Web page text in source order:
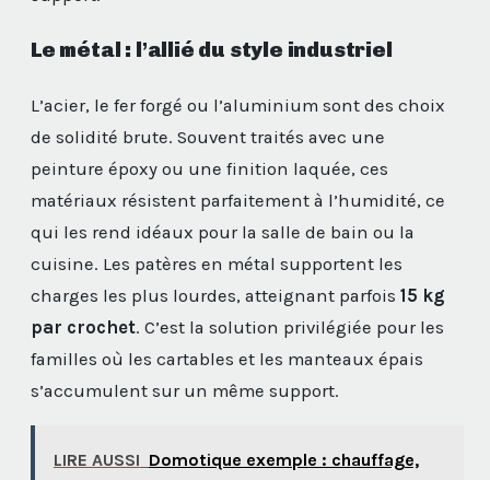
Le métal : l’allié du style industriel
L’acier, le fer forgé ou l’aluminium sont des choix
de solidité brute. Souvent traités avec une
peinture époxy ou une finition laquée, ces
matériaux résistent parfaitement à l’humidité, ce
qui les rend idéaux pour la salle de bain ou la
cuisine. Les patères en métal supportent les
charges les plus lourdes, atteignant parfois 15 kg
par crochet. C’est la solution privilégiée pour les
familles où les cartables et les manteaux épais
s’accumulent sur un même support.
LIRE AUSSI Domotique exemple : chauffage,